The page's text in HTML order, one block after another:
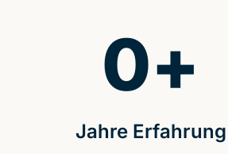
Jahre Erfahrung
0+